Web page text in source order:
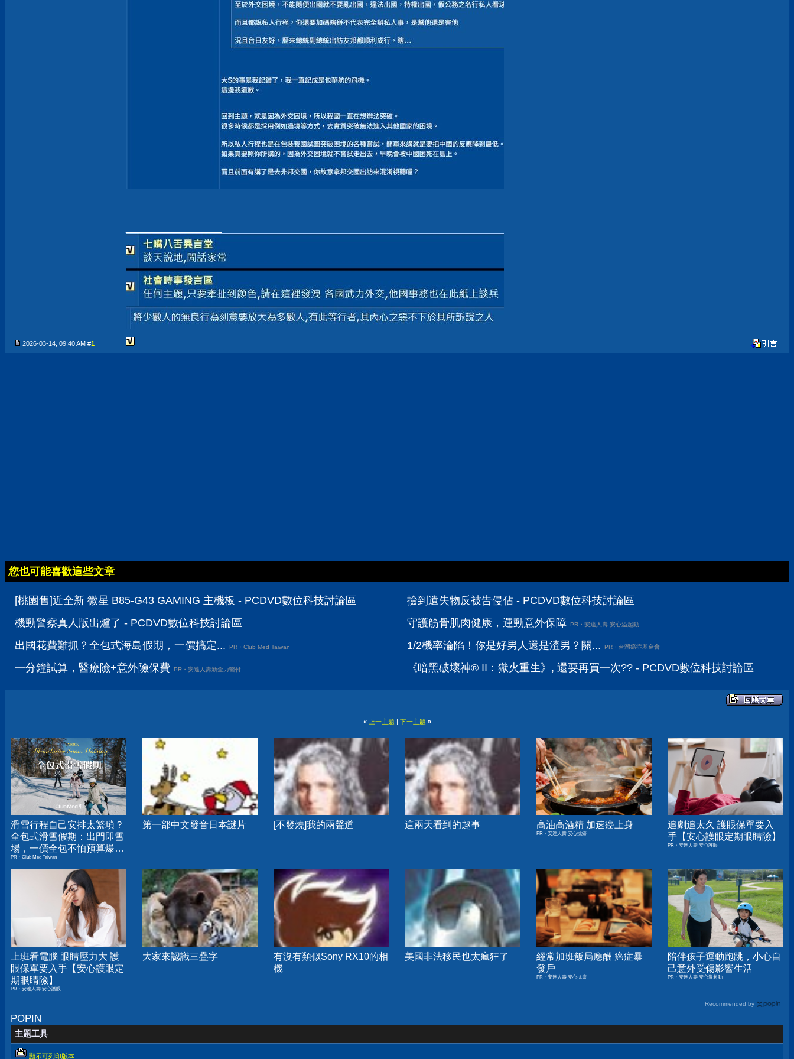
2026-03-14, 09:40 AM #1
您也可能喜歡這些文章
[桃園售]近全新 微星 B85-G43 GAMING 主機板 - PCDVD數位科技討論區
機動警察真人版出爐了 - PCDVD數位科技討論區
出國花費難抓？全包式海島假期，一價搞定...
PR・Club Med Taiwan
一分鐘試算，醫療險+意外險保費 PR・安達人壽新全力醫付
撿到遺失物反被告侵佔 - PCDVD數位科技討論區
守護筋骨肌肉健康，運動意外保障 PR・安達人壽 安心溢起動
1/2機率淪陷！你是好男人還是渣男？關... PR・台灣癌症基金會
《暗黑破壞神® II：獄火重生》, 還要再買一次?? - PCDVD數位科技討論區
« 上一主題 | 下一主題 »
滑雪行程自己安排太繁瑣？
全包式滑雪假期：出門即雪
場，一價全包不怕預算爆
表！
PR・Club Med Taiwan
第一部中文發音日本謎片 [不發燒]我的兩聲道 這兩天看到的趣事 高油高酒精 加速癌上身
PR・安達人壽 安心抗癌
追劇追太久 護眼保單要入
手【安心護眼定期眼睛險】
PR・安達人壽 安心護眼
上班看電腦 眼睛壓力大 護
眼保單要入手【安心護眼定
期眼睛險】
PR・安達人壽 安心護眼
大家來認識三疊字
有沒有類似Sony RX10的相
機
美國非法移民也太瘋狂了
經常加班飯局應酬 癌症暴
發戶
PR・安達人壽 安心抗癌
陪伴孩子運動跑跳，小心自
己意外受傷影響生活
PR・安達人壽 安心溢起動
Recommended by
POPIN
主題工具
顯示可列印版本